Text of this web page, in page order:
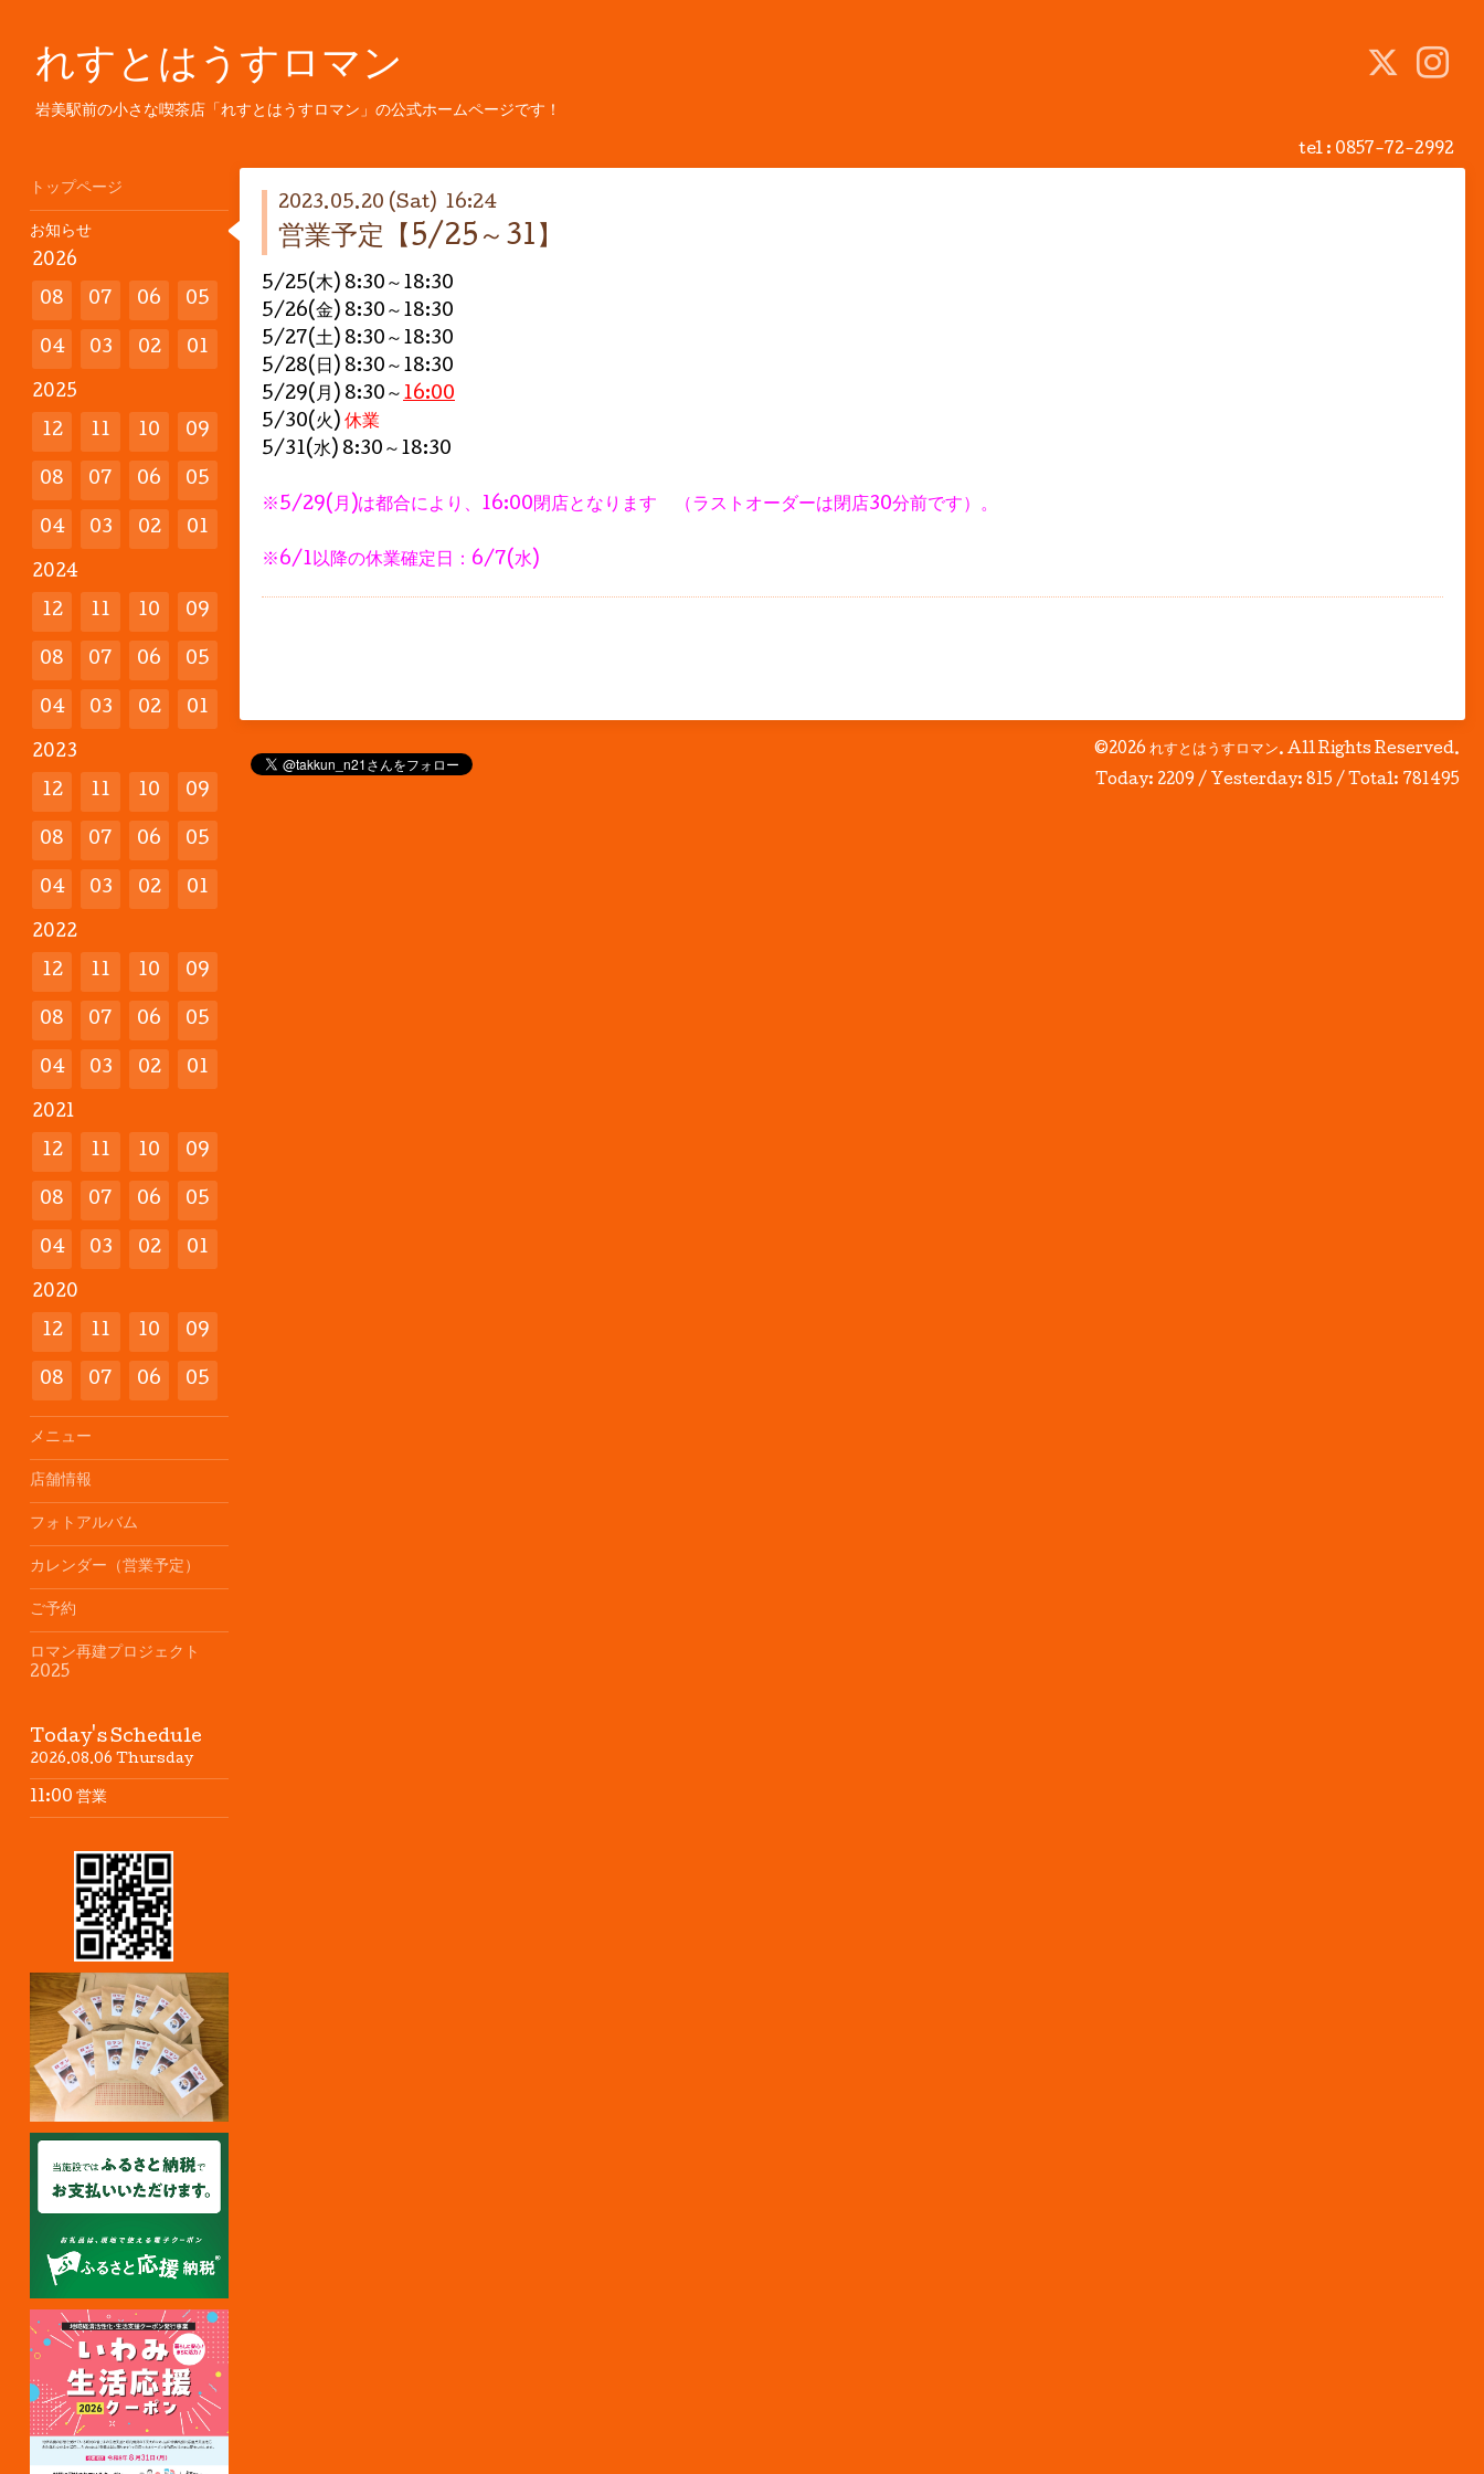
れすとはうすロマン
岩美駅前の小さな喫茶店「れすとはうすロマン」の公式ホームページです！
tel : 0857-72-2992
2023.05.20 (Sat) 16:24
営業予定【5/25～31】
5/25(木) 8:30～18:30
5/26(金) 8:30～18:30
5/27(土) 8:30～18:30
5/28(日) 8:30～18:30
5/29(月) 8:30～ 16:00
5/30(火) 休業
5/31(水) 8:30～18:30
※5/29(月)は都合により、16:00閉店となります （ラストオーダーは閉店30分前です）。
※6/1以降の休業確定日：6/7(水)
©2026 れすとはうすロマン. All Rights Reserved.
Today: 2209 / Yesterday: 815 / Total: 781495
トップページ
お知らせ
2026
08 07 06 05
04 03 02 01
2025
12 11 10 09
08 07 06 05
04 03 02 01
2024
12 11 10 09
08 07 06 05
04 03 02 01
2023
12 11 10 09
08 07 06 05
04 03 02 01
2022
12 11 10 09
08 07 06 05
04 03 02 01
2021
12 11 10 09
08 07 06 05
04 03 02 01
2020
12 11 10 09
08 07 06 05
メニュー
店舗情報
フォトアルバム
カレンダー（営業予定）
ご予約
ロマン再建プロジェクト
2025
Today's Schedule
2026.08.06 Thursday
11:00 営業